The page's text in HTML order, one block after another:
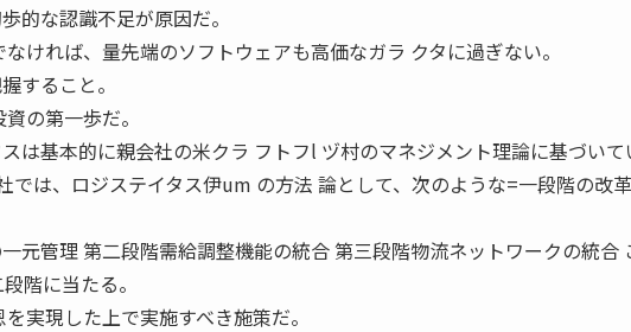
的な認識不足が原因だ。
ければ、量先端のソフトウェアも高価なガラ クタに過ぎない。
すること。
の第一歩だ。
は基本的に親会社の米クラ フトフl ヅ村のマネジメント理論に基づいて
では、ロジステイタス伊um の方法 論として、次のような=一段階の改
元管理 第二段階需給調整機能の統合 第三段階物流ネットワークの統合
階に当たる。
実現した上で実施すべき施策だ。